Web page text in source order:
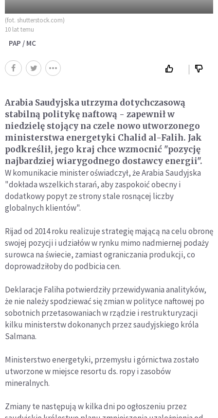
(fot. shutterstock.com)
10 lat temu
PAP / MC
Arabia Saudyjska utrzyma dotychczasową
stabilną politykę naftową - zapewnił w
niedzielę stojący na czele nowo utworzonego
ministerstwa energetyki Chalid al-Falih. Jak
podkreślił, jego kraj chce wzmocnić "pozycję
najbardziej wiarygodnego dostawcy energii".
W komunikacie minister oświadczył, że Arabia Saudyjska
"dokłada wszelkich starań, aby zaspokoić obecny i
dodatkowy popyt ze strony stale rosnącej liczby
globalnych klientów".
Rijad od 2014 roku realizuje strategię mającą na celu obronę
swojej pozycji i udziałów w rynku mimo nadmiernej podaży
surowca na świecie, zamiast ograniczania produkcji, co
doprowadziłoby do podbicia cen.
Deklaracje Faliha potwierdziły przewidywania analityków,
że nie należy spodziewać się zmian w polityce naftowej po
sobotnich przetasowaniach w rządzie i restrukturyzacji
kilku ministerstw dokonanych przez saudyjskiego króla
Salmana.
Ministerstwo energetyki, przemysłu i górnictwa zostało
utworzone w miejsce resortu ds. ropy i zasobów
mineralnych.
Zmiany te następują w kilka dni po ogłoszeniu przez